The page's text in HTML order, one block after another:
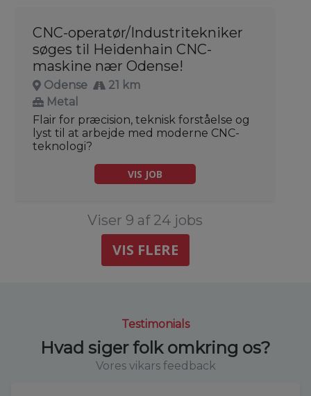
CNC-operatør/Industritekniker
søges til Heidenhain CNC-
maskine nær Odense!
Odense
21 km
Metal
Flair for præcision, teknisk forståelse og
lyst til at arbejde med moderne CNC-
teknologi?
VIS JOB
Viser 9 af 24 jobs
VIS FLERE
Testimonials
Hvad siger folk omkring os?
Vores vikars feedback